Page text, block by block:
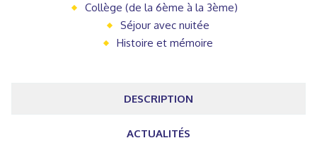
Collège (de la 6ème à la 3ème)
Séjour avec nuitée
Histoire et mémoire
DESCRIPTION
ACTUALITÉS